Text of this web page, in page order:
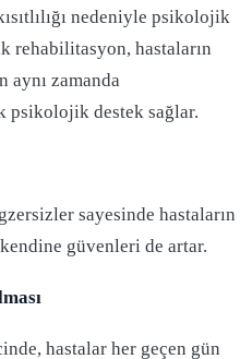
nedeniyle psikolojik
rehabilitasyon, hastaların
aynı zamanda
psikolojik destek sağlar.
sayesinde hastaların
güvenleri de artar.
hastalar her geçen gün